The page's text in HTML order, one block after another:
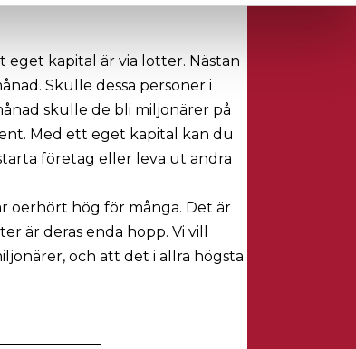
eget kapital är via lotter. Nästan
Skulle dessa personer i
skulle de bli miljonärer på
Med ett eget kapital kan du
företag eller leva ut andra
oerhört hög för många. Det är
är deras enda hopp. Vi vill
och att det i allra högsta